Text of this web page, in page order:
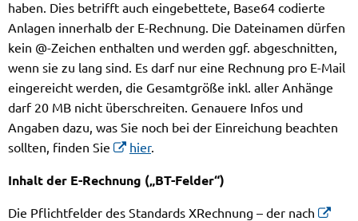
haben. Dies betrifft auch eingebettete, Base64 codierte
Anlagen innerhalb der E-Rechnung. Die Dateinamen dürfen
kein @-Zeichen enthalten und werden ggf. abgeschnitten,
wenn sie zu lang sind. Es darf nur eine Rechnung pro E-Mail
eingereicht werden, die Gesamtgröße inkl. aller Anhänge
darf 20 MB nicht überschreiten. Genauere Infos und
Angaben dazu, was Sie noch bei der Einreichung beachten
sollten, finden Sie
hier.
Inhalt der E-Rechnung („BT-Felder“)
Die Pflichtfelder des Standards XRechnung – der nach